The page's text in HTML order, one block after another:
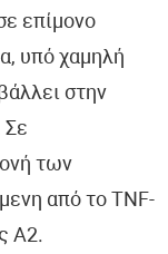
επίμονο
υπό χαμηλή
στην
Σε
των
από το TNF-
Α2.